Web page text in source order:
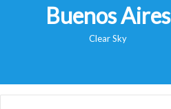
Buenos Aires
Clear Sky